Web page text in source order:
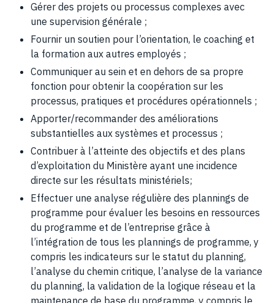
Gérer des projets ou processus complexes avec
une supervision générale ;
Fournir un soutien pour l’orientation, le coaching et
la formation aux autres employés ;
Communiquer au sein et en dehors de sa propre
fonction pour obtenir la coopération sur les
processus, pratiques et procédures opérationnels ;
Apporter/recommander des améliorations
substantielles aux systèmes et processus ;
Contribuer à l’atteinte des objectifs et des plans
d’exploitation du Ministère ayant une incidence
directe sur les résultats ministériels;
Effectuer une analyse régulière des plannings de
programme pour évaluer les besoins en ressources
du programme et de l’entreprise grâce à
l’intégration de tous les plannings de programme, y
compris les indicateurs sur le statut du planning,
l’analyse du chemin critique, l’analyse de la variance
du planning, la validation de la logique réseau et la
maintenance de base du programme, y compris le